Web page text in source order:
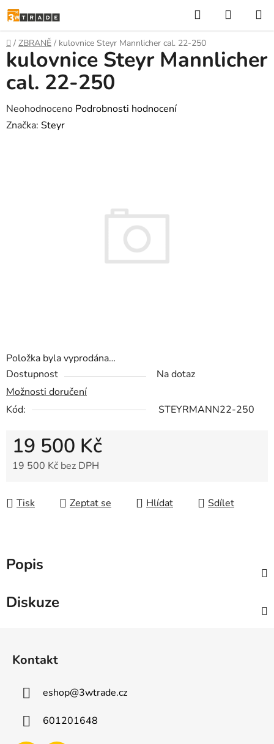
Přejít
na
obsah
Hledat
KOŠÍK
Domů
/ ZBRANĚ / kulovnice Steyr Mannlicher cal. 22-250
Položka byla vyprodána…
Dostupnost
Na dotaz
Možnosti doručení
Kód:
STEYRMANN22-250
19 500 Kč
19 500 Kč bez DPH
Tisk
Zeptat se Hlídat Sdílet
kulovnice Steyr Mannlicher
cal. 22-250
Průměrné
hodnocení
Neohodnoceno Podrobnosti hodnocení
Značka: Steyr
Popis
Diskuze
Kontakt
eshop@3wtrade.cz
601201648